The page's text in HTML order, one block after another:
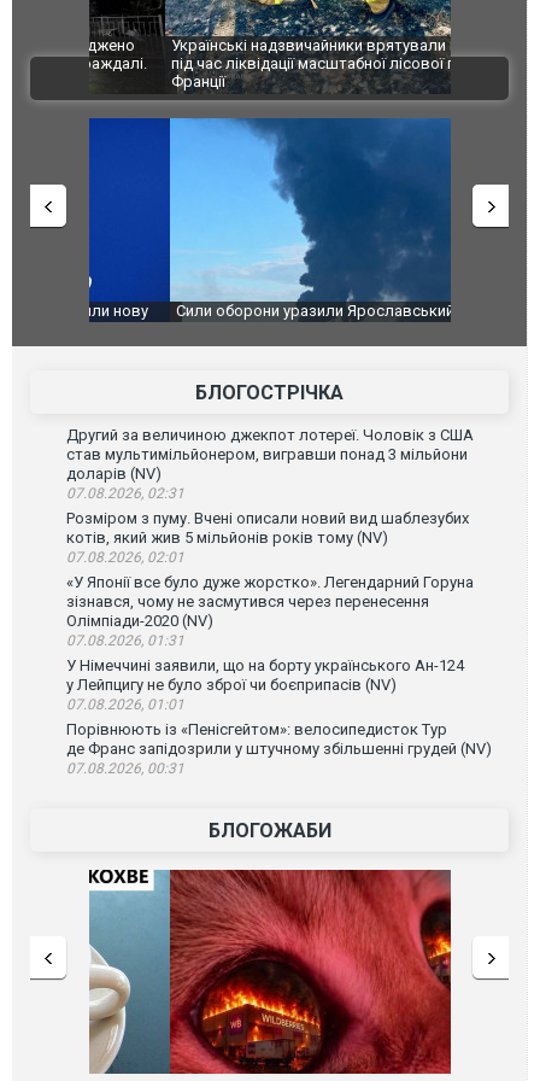
Українські надзвичайники врятували козуленя
під час ліквідації масштабної лісової пожежі у
Франції
СБУ за
Болгарії
ВІДЕО
Сили оборони уразили Ярославський НПЗ:
атаку. ВІДЕО
Неймар
БЛОГОСТРІЧКА
Другий за величиною джекпот лотереї. Чоловік з США
став мультимільйонером, вигравши понад 3 мільйони
доларів (NV)
07.08.2026, 02:31
Розміром з пуму. Вчені описали новий вид шаблезубих
котів, який жив 5 мільйонів років тому (NV)
07.08.2026, 02:01
«У Японії все було дуже жорстко». Легендарний Горуна
зізнався, чому не засмутився через перенесення
Олімпіади-2020 (NV)
07.08.2026, 01:31
У Німеччині заявили, що на борту українського Ан-124
у Лейпцигу не було зброї чи боєприпасів (NV)
07.08.2026, 01:01
Порівнюють із «Пенісгейтом»: велосипедисток Тур
де Франс запідозрили у штучному збільшенні грудей (NV)
07.08.2026, 00:31
БЛОГОЖАБИ